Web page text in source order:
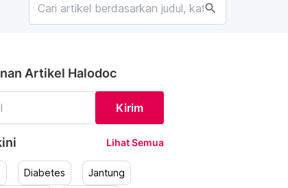
search
Artikel Halodoc
Kirim
Lihat Semua
Diabetes Jantung